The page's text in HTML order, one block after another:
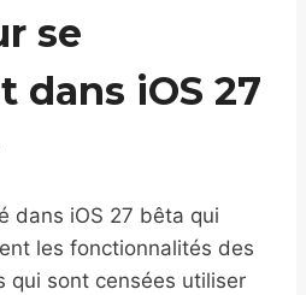
se
dans iOS 27
dans iOS 27 bêta qui
les fonctionnalités des
qui sont censées utiliser